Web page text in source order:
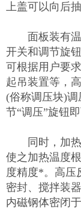
上盖可以向后
面板装有温
开关和调节旋
可根据用户要
起吊装置等，
(俗称调压块)
节“调压”旋钮
同时，加热
使之加热温度
度精度*。高压
密封、搅拌装
内磁钢体密闭